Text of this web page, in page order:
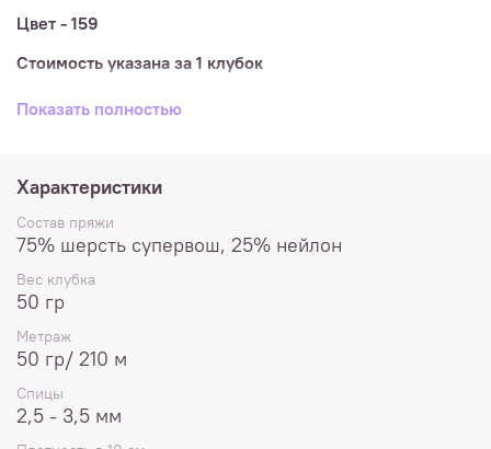
Цвет - 159
Стоимость указана за 1 клубок
Состав: 75% шерсть супервош, 25% нейлон
Спицы: 2,5 - 3,5 мм
Плотностьв образце 10х10см: 30п и 41р
Деликатная стирка при температуре до 40º, не
отбеливать, не сушить и не отжимать в стиральной
машине.
Расход
клубка
К каждому 50-граммовому клубочку прилагается
катушка нити для укрепления пяток и мыска.
Показать полностью
Характеристики
Состав пряжи
75% шерсть супервош, 25% нейлон
Вес клубка
50 гр
Метраж
50 гр/ 210 м
Спицы
2,5 - 3,5 мм